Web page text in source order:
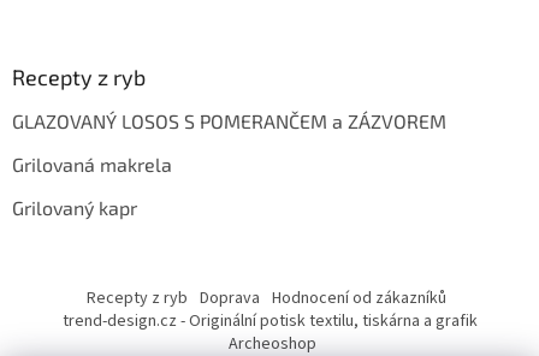
Recepty z ryb
GLAZOVANÝ LOSOS S POMERANČEM a ZÁZVOREM
Grilovaná makrela
Grilovaný kapr
Recepty z ryb Doprava Hodnocení od zákazníků
trend-design.cz - Originální potisk textilu, tiskárna a grafik
Archeoshop